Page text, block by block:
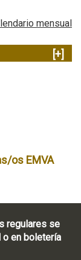
mensual
[+]
os EMVA
regulares se
o en boletería